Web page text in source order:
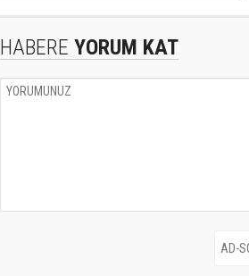
HABERE YORUM KAT